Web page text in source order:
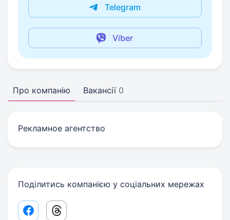
Telegram
Viber
Про компанію Вакансії 0
Рекламное агентство
Поділитись компанією у соціальних мережах
Facebook share link
Threads share link